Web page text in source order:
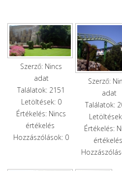
Szerző: Nincs
adat
Találatok: 2151
Letöltések: 0
Értékelés: Nincs
értékelés
Hozzászólások: 0
Szerző:
adat
Találatok:
Értékelés:
értékelés